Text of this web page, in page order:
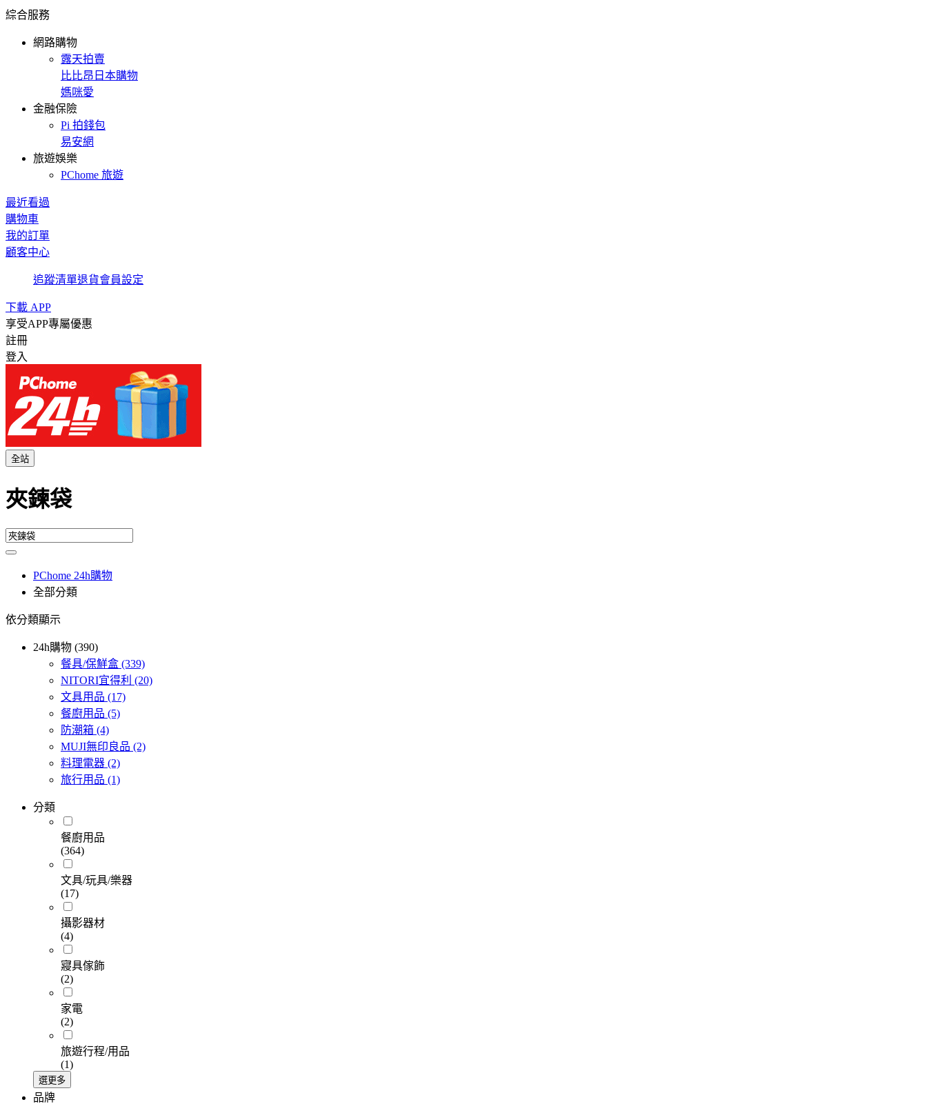
綜合服務
網路購物
露天拍賣
比比昂日本購物
媽咪愛
金融保險
Pi 拍錢包
易安網
旅遊娛樂
PChome 旅遊
最近看過
購物車
我的訂單
顧客中心
追蹤清單退貨會員設定
下載 APP
享受APP專屬優惠
註冊
登入
全站
夾鍊袋
PChome 24h購物
全部分類
依分類顯示
24h購物 (390)
餐具/保鮮盒 (339)
NITORI宜得利 (20)
文具用品 (17)
餐廚用品 (5)
防潮箱 (4)
MUJI無印良品 (2)
料理電器 (2)
旅行用品 (1)
分類
餐廚用品
(364)
文具/玩具/樂器
(17)
攝影器材
(4)
寢具傢飾
(2)
家電
(2)
旅遊行程/用品
(1)
選更多
品牌